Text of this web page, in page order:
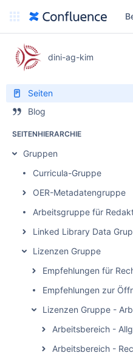
dini-ag-kim
Seiten
Blog
SEITENHIERARCHIE
Gruppen
Curricula-Gruppe
OER-Metadatengruppe
Arbeitsgruppe für
Linked Library Data
Lizenzen Gruppe
Empfehlungen für
Empfehlungen zur
Lizenzen Gruppe -
Arbeitsbereich -
Arbeitsbereich -